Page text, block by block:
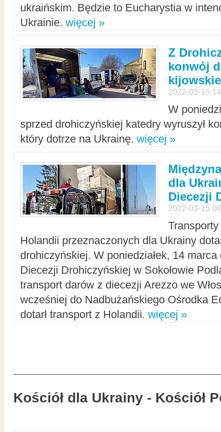
ukraińskim. Będzie to Eucharystia w
Ukrainie. więcej »
Z
konwój
2022-03-15
W
sprzed drohiczyńskiej katedry wyruszył
który dotrze na Ukrainę. więcej »
dla
Diecezji
2022-03-15
Holandii przeznaczonych dla Ukrainy
drohiczyńskiej. W poniedziałek, 14
Diecezji Drohiczyńskiej w Sokołowie
transport darów z diecezji Arezzo we
wcześniej do Nadbużańskiego Ośrodka
dotarł transport z Holandii. więcej »
Kościół dla Ukrainy - Kościół